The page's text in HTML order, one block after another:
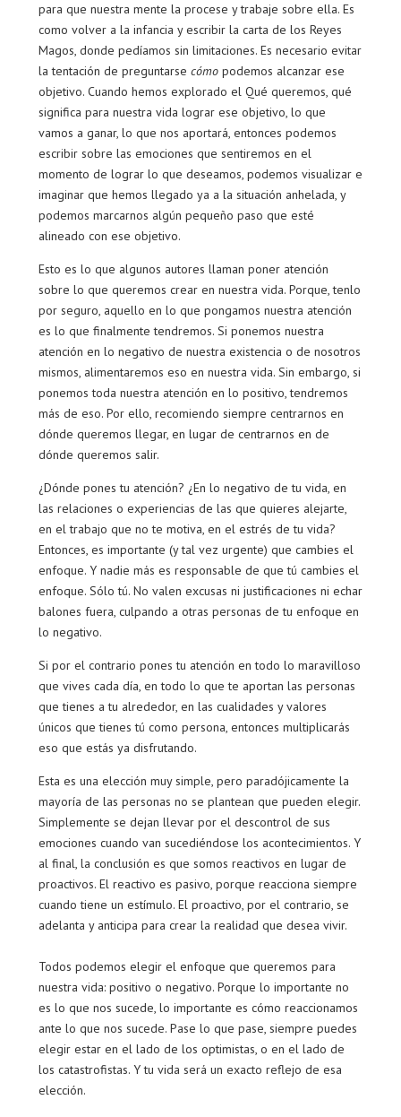
para que nuestra mente la procese y trabaje sobre ella. Es
como volver a la infancia y escribir la carta de los Reyes
Magos, donde pedíamos sin limitaciones. Es necesario evitar
la tentación de preguntarse cómopodemos alcanzar ese
objetivo. Cuando hemos explorado el Qué queremos, qué
significa para nuestra vida lograr ese objetivo, lo que
vamos a ganar, lo que nos aportará, entonces podemos
escribir sobre las emociones que sentiremos en el
momento de lograr lo que deseamos, podemos visualizar e
imaginar que hemos llegado ya a la situación anhelada, y
podemos marcarnos algún pequeño paso que esté
alineado con ese objetivo.
Esto es lo que algunos autores llaman poner atención
sobre lo que queremos crear en nuestra vida. Porque, tenlo
por seguro, aquello en lo que pongamos nuestra atención
es lo que finalmente tendremos. Si ponemos nuestra
atención en lo negativo de nuestra existencia o de nosotros
mismos, alimentaremos eso en nuestra vida. Sin embargo, si
ponemos toda nuestra atención en lo positivo, tendremos
más de eso. Por ello, recomiendo siempre centrarnos en
dónde queremos llegar, en lugar de centrarnos en de
dónde queremos salir.
¿Dónde pones tu atención? ¿En lo negativo de tu vida, en
las relaciones o experiencias de las que quieres alejarte,
en el trabajo que no te motiva, en el estrés de tu vida?
Entonces, es importante (y tal vez urgente) que cambies el
enfoque. Y nadie más es responsable de que tú cambies el
enfoque. Sólo tú. No valen excusas ni justificaciones ni echar
balones fuera, culpando a otras personas de tu enfoque en
lo negativo.
Si por el contrario pones tu atención en todo lo maravilloso
que vives cada día, en todo lo que te aportan las personas
que tienes a tu alrededor, en las cualidades y valores
únicos que tienes tú como persona, entonces multiplicarás
eso que estás ya disfrutando.
Esta es una elección muy simple, pero paradójicamente la
mayoría de las personas no se plantean que pueden elegir.
Simplemente se dejan llevar por el descontrol de sus
emociones cuando van sucediéndose los acontecimientos. Y
al final, la conclusión es que somos reactivos en lugar de
proactivos. El reactivo es pasivo, porque reacciona siempre
cuando tiene un estímulo. El proactivo, por el contrario, se
adelanta y anticipa para crear la realidad que desea vivir.
Todos podemos elegir el enfoque que queremos para
nuestra vida: positivo o negativo. Porque lo importante no
es lo que nos sucede, lo importante es cómo reaccionamos
ante lo que nos sucede. Pase lo que pase, siempre puedes
elegir estar en el lado de los optimistas, o en el lado de
los catastrofistas. Y tu vida será un exacto reflejo de esa
elección.